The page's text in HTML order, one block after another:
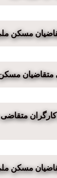
مسکن
متقاضیان
مسکن